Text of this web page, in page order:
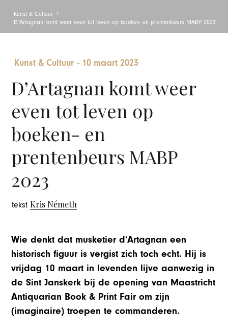
Kunst & Cultuur
D’Artagnan komt weer even tot leven op boeken- en prentenbeurs MABP 2023
Kunst & Cultuur - 10 maart 2023
D’Artagnan komt weer
even tot leven op
boeken- en
prentenbeurs MABP
2023
tekstKris Németh
Wie denkt dat musketier d’Artagnan een
historisch figuur is vergist zich toch echt. Hij is
vrijdag 10 maart in levenden lijve aanwezig in
de Sint Janskerk bij de opening van Maastricht
Antiquarian Book & Print Fair om zijn
(imaginaire) troepen te commanderen.